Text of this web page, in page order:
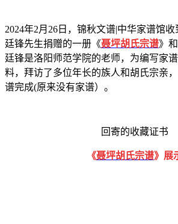
2024年2月26日，锦秋文谱|中华家谱馆
廷锋先生捐赠的一册《聂坪胡氏宗谱》
廷锋是洛阳师范学院的老师，为编写家
料，拜访了多位年长的族人和胡氏宗亲
谱完成(原来没有家谱）。
回寄的收藏证书
《聂坪胡氏宗谱》展